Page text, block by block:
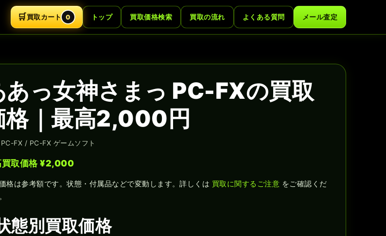
🛒買取カート 0 トップ 買取価格検索 買取の流れ よくある質問 メール査定
あっ女神さまっ PC-FXの買取
格｜最高2,000円
FX / PC-FX ゲームソフト
買取価格 ¥2,000
格は参考額です。状態・付属品などで変動します。詳しくは 買取に関するご注意 をご確認くだ
態別買取価格